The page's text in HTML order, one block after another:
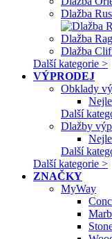
Dlažba
Dlažba
Dlažba
Další kategorie >
VÝPRODEJ
Obklady
Další
Dlažby
Další
Další kategorie >
ZNAČKY
MyWay